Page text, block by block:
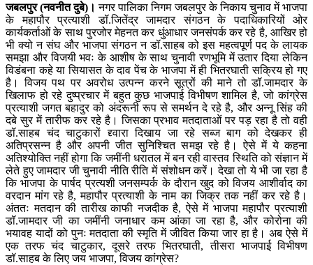
जबलपुर (नवनीत दुबे)। नगर पालिका निगम जबलपुर के निकाय चुनाव में भाजपा
के महापौर प्रत्याशी डॉ.जितेंद्र जामदार संगठन के पदाधिकारियों ओर
कार्यकर्ताओं के साथ पुरजोर मेहनत कर धुंआधार जनसंपर्क कर रहे है, आखिर हो
भी क्यो न संघ और भाजपा संगठन न डॉ.साहब को इस महत्वपूर्ण पद के लायक
समझा और विजयी भवः के आशीष के साथ चुनावी रणभूमि में उतार दिया लेकिन
विडंबना कहे या सियासत के दाव पेंच के भाजपा में ही भितरघाती सक्रिय हो गए
है। विजय पथ पर अवरोध उत्पन्न करने सूत्रों की माने तो डॉ.जामदार के
खिलाफ हो रहे दुष्प्रचार में बहुत कुछ भाजपाई विभीषण शामिल है, जो कांग्रेस
प्रत्याशी जगत बहादुर को अंदरूनी रूप से समर्थन दे रहे है, और अन्नू सिंह की
दबे सुर में तारीफ कर रहे है। जिसका प्रभाव मतदाताओं पर पड़ रहा है तो वही
डॉ.साहब चंद चाटुकारों द्द्वारा दिखाय जा रहे सब्ज बाग को देखकर ही
अतिप्रसन्न है और अपनी जीत सुनिश्चित समझ रहे है। ऐसे में ये कहना
अतिश्योक्ति नहीं होगा कि जमींनी धरातल में बन रही वास्तव स्थिति को संज्ञान में
लेते हुए जामदार जी चुनावी नीति रीति में संशोधन करें। देखा तो ये भी जा रहा है
कि भाजपा के पार्षद प्रत्यशी जनसम्पर्क के दौरान खुद को विजय आशीर्वाद का
वरदान मांग रहे है, महापौर प्रत्याशी के नाम का जिक्र तक नहीं कर रहे है।
अंततः मतदान की तारीख काफी नजदीक है, ऐसे में भाजपा महापौर प्रत्याशी
डॉ.जामदार जी का जमींनी जनाधार कम आंका जा रहा है, और कोरोना की
भयावह यादों को पुनः मतदाता की स्मृति में जीवित किया जार हा है। अब ऐसे में
एक तरफ चंद चाटुकार, दूसरे तरफ भितरघाती, तीसरा भाजपाई विभीषण
डॉ.साहब के लिए जय भाजपा, विजय कांग्रेस?